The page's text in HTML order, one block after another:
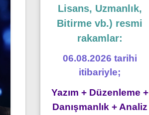
Lisans, Uzmanlık,
Bitirme vb.) resmi
rakamlar:
06.08.2026 tarihi
itibariyle;
Yazım + Düzenleme +
Danışmanlık + Analiz